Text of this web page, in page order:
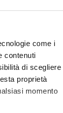
come i
contenuti
di scegliere
proprietà
momento